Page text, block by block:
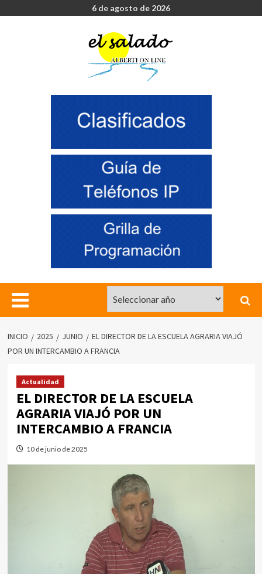
6 de agosto de 2026
INICIO 2025 JUNIO
EL DIRECTOR DE LA ESCUELA AGRARIA VIAJÓ
POR UN INTERCAMBIO A FRANCIA
Actualidad
EL DIRECTOR DE LA ESCUELA
AGRARIA VIAJÓ POR UN
INTERCAMBIO A FRANCIA
10 de junio de 2025